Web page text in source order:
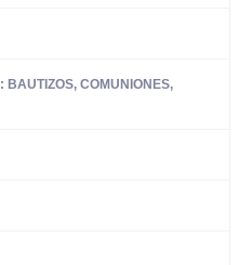
BAUTIZOS, COMUNIONES,